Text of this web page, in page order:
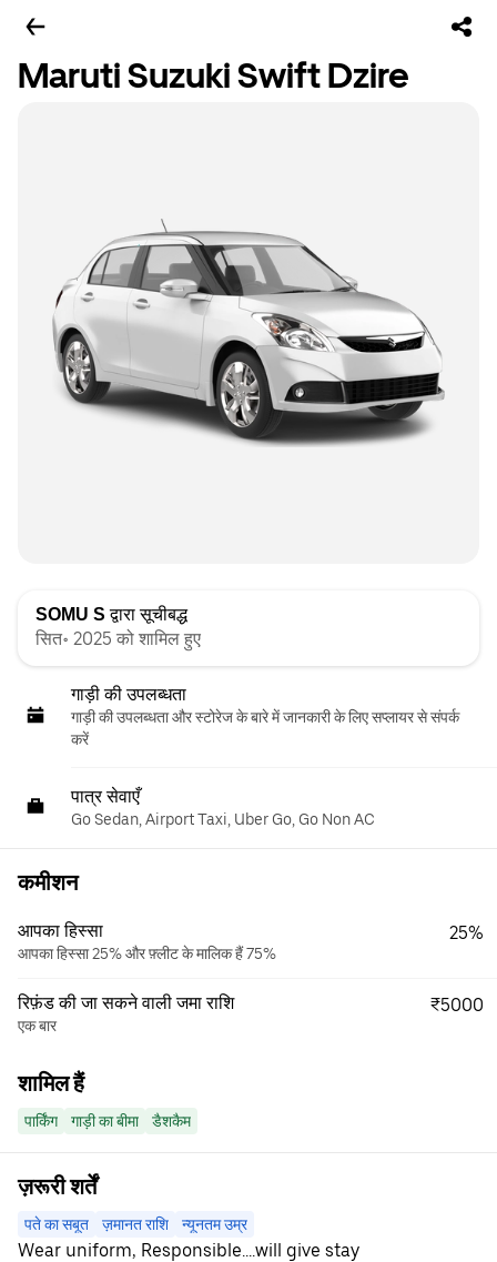
Maruti Suzuki Swift Dzire
SOMU S द्वारा सूचीबद्ध
सित॰ 2025 को शामिल हुए
गाड़ी की उपलब्धता
गाड़ी की उपलब्धता और स्‍टोरेज के बारे में जानकारी के लिए सप्लायर से संपर्क
करें
पात्र सेवाएँ
Go Sedan, Airport Taxi, Uber Go, Go Non AC
कमीशन
आपका हिस्सा
आपका हिस्सा 25% और फ़्लीट के मालिक हैं 75%
25%
रिफ़ंड की जा सकने वाली जमा राशि
एक बार
₹5000
शामिल हैं
पार्किंग गाड़ी का बीमा डैशकैम
ज़रूरी शर्तें
पते का सबूत ज़मानत राशि न्यूनतम उम्र
Wear uniform, Responsible....will give stay